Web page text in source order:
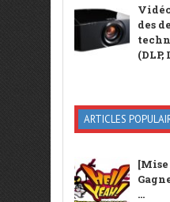
des
(DLP,
ARTICLES
[Mise
...